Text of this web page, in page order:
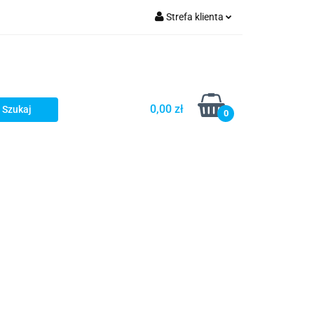
Strefa klienta
Dodaj zgłoszenie
0,00 zł 0